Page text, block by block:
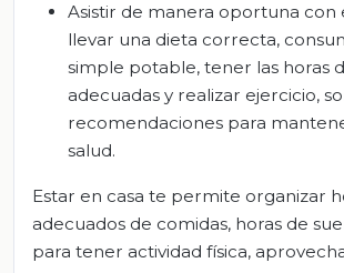
Asistir de manera oportuna con
llevar una dieta correcta,
simple potable, tener las horas
adecuadas y realizar ejercicio,
recomendaciones para
salud.
Estar en casa te permite organizar
adecuados de comidas, horas de
para tener actividad física,